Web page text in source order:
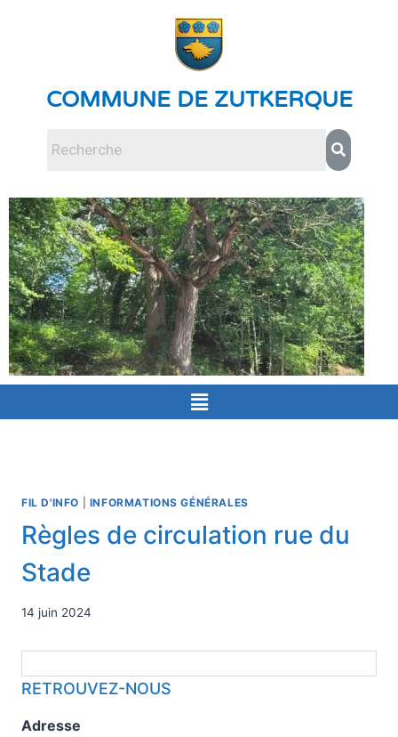
COMMUNE DE ZUTKERQUE
FIL D'INFO INFORMATIONS GÉNÉRALES
Règles de circulation rue du
Stade
14 juin 2024
RETROUVEZ-NOUS
Adresse